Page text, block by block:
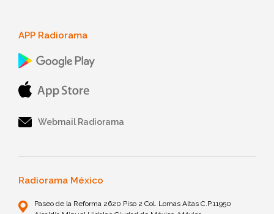
APP Radiorama
Webmail Radiorama
Radiorama México
Paseo de la Reforma 2620 Piso 2 Col. Lomas Altas C.P.11950